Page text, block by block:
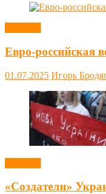
Евро-российская
01.07.2025 Игорь
«Создатели»